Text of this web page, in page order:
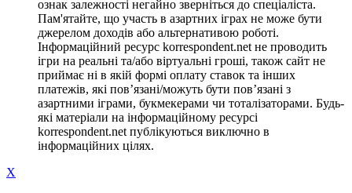
ознак залежності негайно зверніться до спеціаліста.
Пам'ятайте, що участь в азартних іграх не може бути
джерелом доходів або альтернативою роботі.
Інформаційний ресурс korrespondent.net не проводить
ігри на реальні та/або віртуальні гроші, також сайт не
приймає ні в якій формі оплату ставок та інших
платежів, які пов’язані/можуть бути пов’язані з
азартними іграми, букмекерами чи тоталізаторами. Будь-
які матеріали на інформаційному ресурсі
korrespondent.net публікуються виключно в
інформаційних цілях.
X